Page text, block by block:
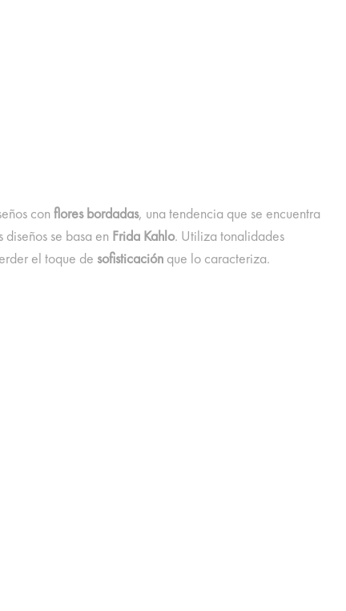
con flores bordadas, una tendencia que se encuentra
se basa en Frida Kahlo. Utiliza tonalidades
el toque de sofisticación que lo caracteriza.